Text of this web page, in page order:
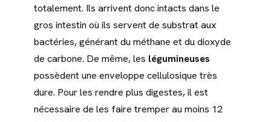
totalement. Ils arrivent donc intacts dans le
gros intestin où ils servent de substrat aux
bactéries, générant du méthane et du dioxyde
de carbone. De même, les légumineuses
possèdent une enveloppe cellulosique très
dure. Pour les rendre plus digestes, il est
nécessaire de les faire tremper au moins 12